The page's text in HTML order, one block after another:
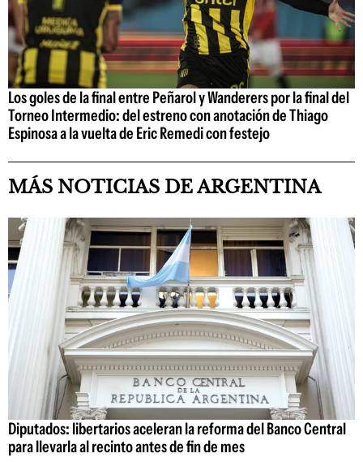
Los goles de la final entre Peñarol y Wanderers por la final del
Torneo Intermedio: del estreno con anotación de Thiago
Espinosa a la vuelta de Eric Remedi con festejo
MÁS NOTICIAS DE ARGENTINA
Diputados: libertarios aceleran la reforma del Banco Central
para llevarla al recinto antes de fin de mes